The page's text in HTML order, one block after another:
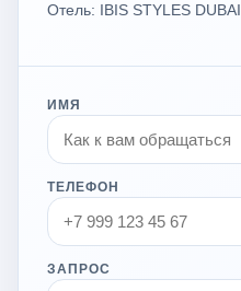
Отель: IBIS STYLES
ИМЯ
ТЕЛЕФОН
ЗАПРОС